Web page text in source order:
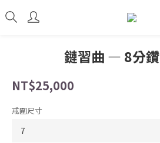
鏈習曲 — 8分
NT$25,000
戒圍尺寸